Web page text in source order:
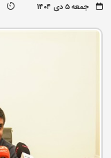
جمعه ۵ دی ۱۴۰۴